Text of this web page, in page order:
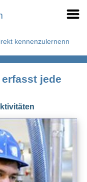
kennenzulernenn
jede